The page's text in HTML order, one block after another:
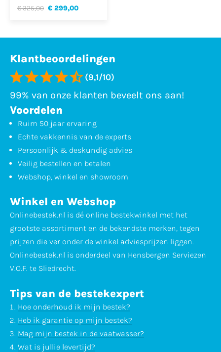
€ 325,00 € 299,00
Klantbeoordelingen
(9,1/10)
99% van onze klanten beveelt ons aan!
Voordelen
Ruim 50 jaar ervaring
Echte vakkennis van de experts
Persoonlijk & deskundig advies
Veilig bestellen en betalen
Webshop, winkel en showroom
Winkel en Webshop
Onlinebestek.nl is dé online bestekwinkel met het
grootste assortiment en de bekendste merken, tegen
prijzen die ver onder de winkel adviesprijzen liggen.
Onlinebestek.nl is onderdeel van Hensbergen Serviezen
V.O.F. te Sliedrecht.
Tips van de bestekexpert
Hoe onderhoud ik mijn bestek?
Heb ik garantie op mijn bestek?
Mag mijn bestek in de vaatwasser?
Wat is jullie levertijd?